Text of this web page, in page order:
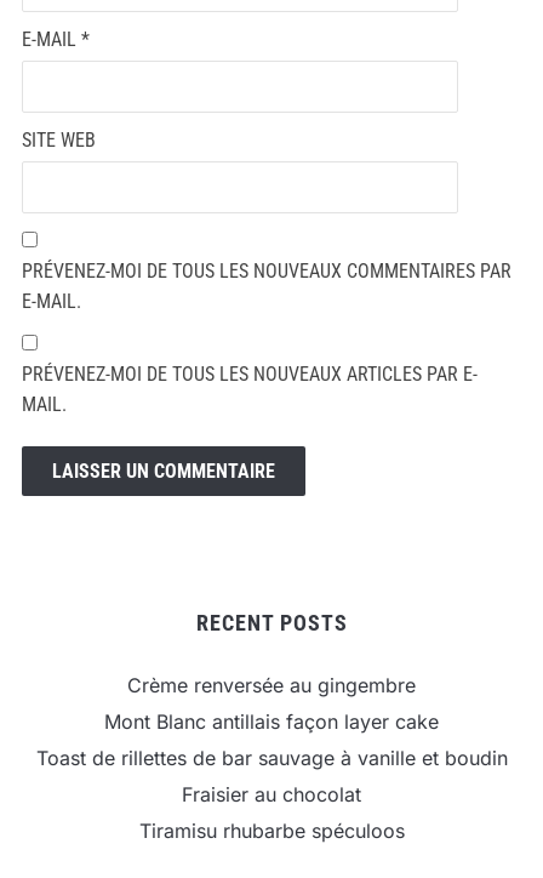
E-MAIL *
SITE WEB
PRÉVENEZ-MOI DE TOUS LES NOUVEAUX COMMENTAIRES PAR
E-MAIL.
PRÉVENEZ-MOI DE TOUS LES NOUVEAUX ARTICLES PAR E-
MAIL.
RECENT POSTS
Crème renversée au gingembre
Mont Blanc antillais façon layer cake
Toast de rillettes de bar sauvage à vanille et boudin
Fraisier au chocolat
Tiramisu rhubarbe spéculoos